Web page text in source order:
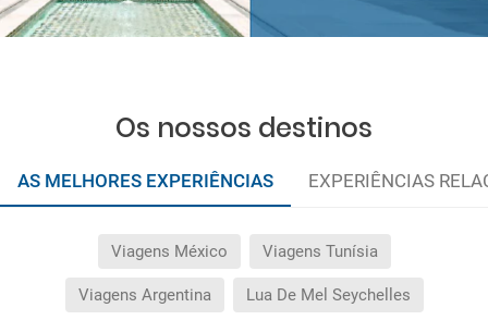
Os nossos destinos
AS MELHORES EXPERIÊNCIAS EXPERIÊNCIAS
Viagens México Viagens Tunísia
Viagens Argentina Lua De Mel Seychelles